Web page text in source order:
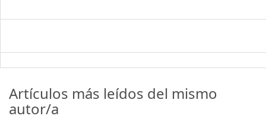
Artículos más leídos del mismo
autor/a